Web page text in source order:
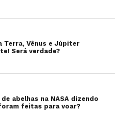
Terra, Vênus e Júpiter
Será verdade?
abelhas na NASA dizendo
feitas para voar?